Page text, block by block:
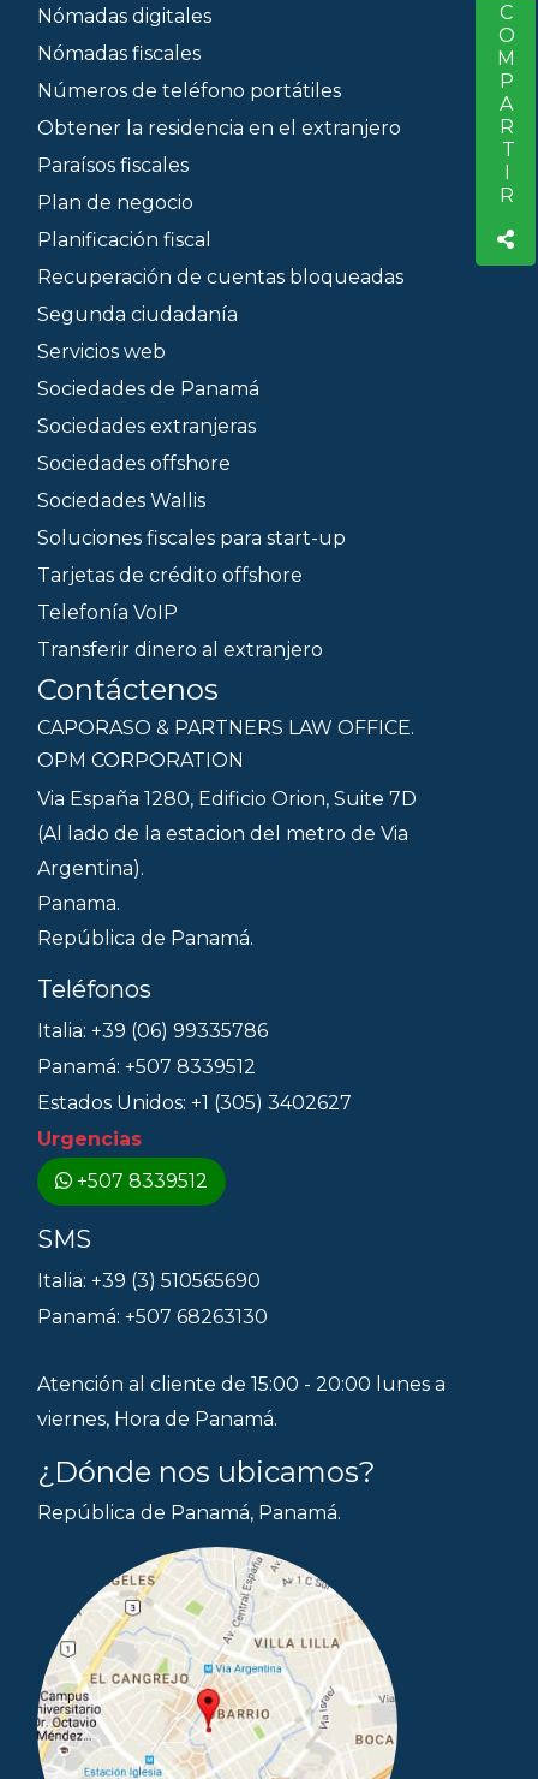
COMPARTIR
Nómadas digitales
Nómadas fiscales
Números de teléfono portátiles
Obtener la residencia en el extranjero
Paraísos fiscales
Plan de negocio
Planificación fiscal
Recuperación de cuentas bloqueadas
Segunda ciudadanía
Servicios web
Sociedades de Panamá
Sociedades extranjeras
Sociedades offshore
Sociedades Wallis
Soluciones fiscales para start-up
Tarjetas de crédito offshore
Telefonía VoIP
Transferir dinero al extranjero
Contáctenos
CAPORASO & PARTNERS LAW OFFICE.
OPM CORPORATION
Via España 1280, Edificio Orion, Suite 7D
(Al lado de la estacion del metro de Via
Argentina).
Panama.
República de Panamá.
Teléfonos
Italia: +39 (06) 99335786
Panamá: +507 8339512
Estados Unidos: +1 (305) 3402627
Urgencias
+507 8339512
SMS
Italia: +39 (3) 510565690
Panamá: +507 68263130
Atención al cliente de 15:00 - 20:00 lunes a
viernes, Hora de Panamá.
¿Dónde nos ubicamos?
República de Panamá, Panamá.